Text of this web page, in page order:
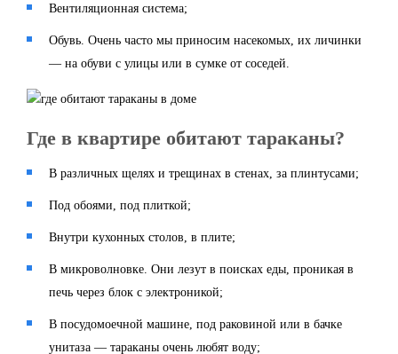
Вентиляционная система;
Обувь. Очень часто мы приносим насекомых, их личинки
— на обуви с улицы или в сумке от соседей.
Где в квартире обитают тараканы?
В различных щелях и трещинах в стенах, за плинтусами;
Под обоями, под плиткой;
Внутри кухонных столов, в плите;
В микроволновке. Они лезут в поисках еды, проникая в
печь через блок с электроникой;
В посудомоечной машине, под раковиной или в бачке
унитаза — тараканы очень любят воду;